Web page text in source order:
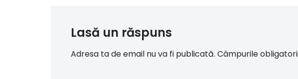
Lasă un răspuns
Adresa ta de email nu va fi publicată. Câmpurile